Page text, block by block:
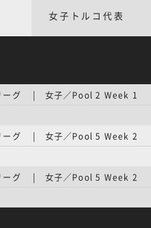
女子トルコ代表
ーグ | 女子／Pool 2 Week 1
ーグ | 女子／Pool 5 Week 2
ーグ | 女子／Pool 5 Week 2